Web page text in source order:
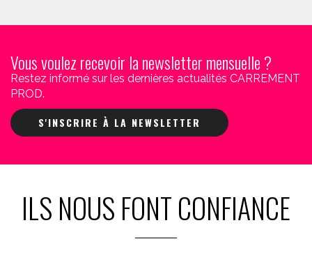
Vous voulez recevoir la newsletter mensuelle ?
Restez informé sur les dernières actualités CARREMENT
PROD.
S'INSCRIRE À LA NEWSLETTER
ILS NOUS FONT CONFIANCE